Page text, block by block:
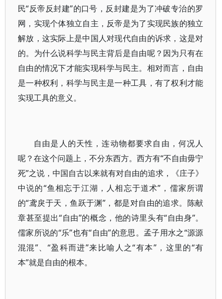
民“反帝反封建”的口号，反封建是为了冲破专治的罗
网，实现个体独立自主，反帝是为了实现民族的独立
解放，这实际上是中国人对现代自由的诉求，这是对
的。为什么说科学与民主背后是自由呢？因为只有在
自由的情况下才能实现科学与民主。相对而言，自由
是一种权利，科学与民主是一种工具，有了权利才能
实现工具的意义。
自由是人的天性，连动物都要求自由，何况人
呢？在这个问题上，不分东西方。西方有“不自由毋宁
死”之说，中国自古以来就有对自由的追求，《庄子》
中说的“鱼相忘于江湖，人相忘于道术”，儒家所谓
的“鸢戾于天，鱼跃于渊”，都是对自由的追求。陈献
章甚至提出“自由”的概念，他的诗里头有“自由身”。
儒家所说的“乐”也有“自由”的意思。孟子用水之“源源
混混”、“盈科而进”来比喻人之“有本”，这里的“有
本”就是自由的根本。